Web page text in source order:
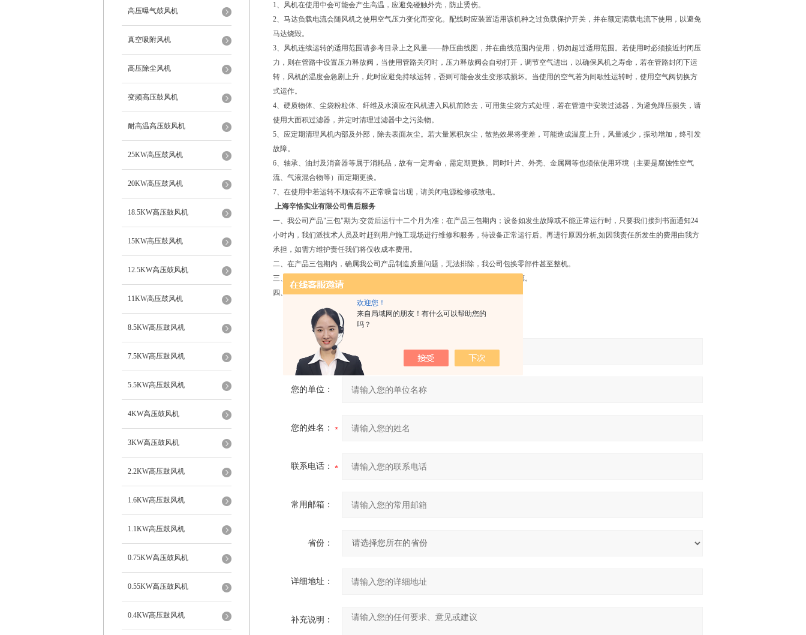
欢迎您！
来自局域网的朋友！有什么可以帮助您的
吗？
高压曝气鼓风机
真空吸附风机
高压除尘风机
变频高压鼓风机
耐高温高压鼓风机
25KW高压鼓风机
20KW高压鼓风机
18.5KW高压鼓风机
15KW高压鼓风机
12.5KW高压鼓风机
11KW高压鼓风机
8.5KW高压鼓风机
7.5KW高压鼓风机
5.5KW高压鼓风机
4KW高压鼓风机
3KW高压鼓风机
2.2KW高压鼓风机
1.6KW高压鼓风机
1.1KW高压鼓风机
0.75KW高压鼓风机
0.55KW高压鼓风机
0.4KW高压鼓风机
1、风机在使用中会可能会产生高温，应避免碰触外壳，防止烫伤。
2、马达负载电流会随风机之使用空气压力变化而变化。配线时应装置适用该机种之过负载保护开关，并在额定满载电流下使用，以避免
马达烧毁。
3、风机连续运转的适用范围请参考目录上之风量——静压曲线图，并在曲线范围内使用，切勿超过适用范围。若使用时必须接近封闭压
力，则在管路中设置压力释放阀，当使用管路关闭时，压力释放阀会自动打开，调节空气进出，以确保风机之寿命，若在管路封闭下运
转，风机的温度会急剧上升，此时应避免持续运转，否则可能会发生变形或损坏。当使用的空气若为间歇性运转时，使用空气阀切换方
式运作。
4、硬质物体、尘袋粉粒体、纤维及水滴应在风机进入风机前除去，可用集尘袋方式处理，若在管道中安装过滤器，为避免降压损失，请
使用大面积过滤器，并定时清理过滤器中之污染物。
5、应定期清理风机内部及外部，除去表面灰尘。若大量累积灰尘，散热效果将变差，可能造成温度上升，风量减少，振动增加，终引发
故障。
6、轴承、油封及消音器等属于消耗品，故有一定寿命，需定期更换。同时叶片、外壳、金属网等也须依使用环境（主要是腐蚀性空气
流、气液混合物等）而定期更换。
7、在使用中若运转不顺或有不正常噪音出现，请关闭电源检修或致电。
上海辛恪实业有限公司售后服务
一、我公司产品"三包"期为:交货后运行十二个月为准；在产品三包期内；设备如发生故障或不能正常运行时，只要我们接到书面通知24
小时内，我们派技术人员及时赶到用户施工现场进行维修和服务，待设备正常运行后。再进行原因分析,如因我责任所发生的费用由我方
承担，如需方维护责任我们将仅收成本费用。
二、在产品三包期内，确属我公司产品制造质量问题，无法排除，我公司包换零部件甚至整机。
三、我公司产品实行终身售后服务，凡我公司保修的产品其备品备件将给予优惠。
四、为您购置的产品建立专业档案及*的服务体系，定期对产品质量进行跟踪。
产品：
您的单位：
您的姓名：
联系电话：
常用邮箱：
省份：
详细地址：
补充说明：